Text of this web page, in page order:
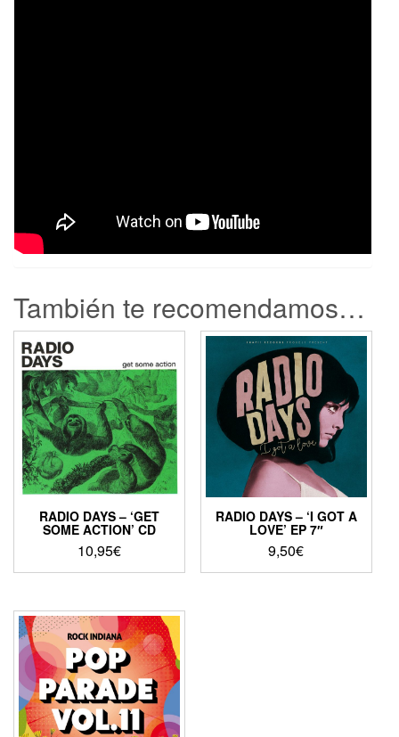
También te recomendamos…
RADIO DAYS – ‘GET
SOME ACTION’ CD
10,95€
RADIO DAYS – ‘I GOT A
LOVE’ EP 7″
9,50€